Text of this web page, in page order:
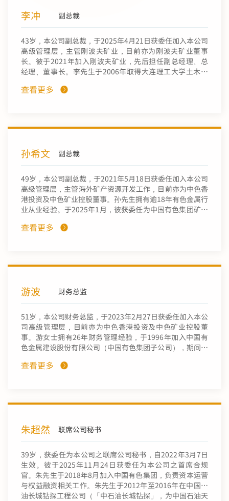
李冲 副总裁
43岁，本公司副总裁，于2025年4月21日获委任加入本公司
高级管理层，主管刚波夫矿业，目前亦为刚波夫矿业董事
长。彼于2021年加入刚波夫矿业，先后担任副总经理、总
经理、董事长。李先生于2006年取得大连理工大学土木水
北京科技大学土木与环境工程学院采矿工程专业研究生硕士
查看更多
孙希文 副总裁
49岁，本公司副总裁，于2021年5月18日获委任加入本公司
高级管理层，主管海外矿产资源开发工作，目前亦为中色香
港投资及中色矿业控股董事。孙先生拥有逾18年有色金属行
业从业经验。于2025年1月，彼获委任为中国有色集团矿业
矿资源勘探股份有限公司工作。由2012年12月至2021年5
查看更多
游波 财务总监
51岁，本公司财务总监，于2023年2月27日获委任加入本公
司高级管理层，目前亦为中色香港投资及中色矿业控股董
事。游女士拥有26年财务管理经验，于1996年加入中国有
色金属建设股份有限公司（中国有色集团子公司），期间，
部经理、审计部主任。于 2023年加入本公司，担任财务总
查看更多
朱超然 联席公司秘书
39岁，获委任为本公司之联席公司秘书，自2022年3月7日
生效。彼于2025年11月24日获委任为本公司之首席合规
官。朱先生于2018年8月加入中国有色集团，负责资本运营
与权益融资相关工作。朱先生于2012年至2016年在中国石
油长城钻探工程公司（「中石油长城钻探」，为中国石油天